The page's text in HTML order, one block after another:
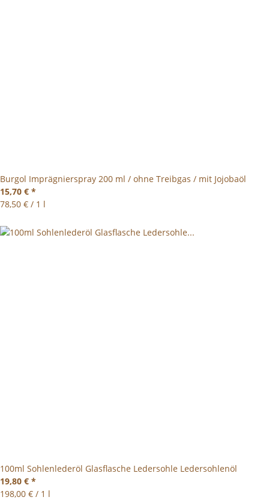
Burgol Imprägnierspray 200 ml / ohne Treibgas / mit Jojobaöl
15,70 € *
78,50 € / 1 l
100ml Sohlenlederöl Glasflasche Ledersohle Ledersohlenöl
19,80 € *
198,00 € / 1 l